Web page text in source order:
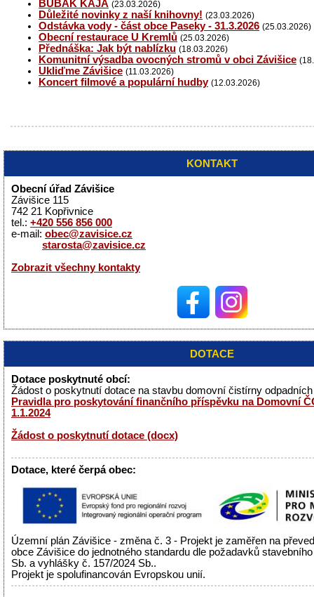
BUBÁK KÁJA (23.03.2026)
Důležité novinky z naší knihovny! (23.03.2026)
Odstávka vody - část obce Paseky - 31.3.2026 (25.03.2026)
Obecní restaurace U Kremlů (25.03.2026)
Přednáška: Jak být nablízku (18.03.2026)
Komunitní výsadba ovocných stromů v obci Závišice
Ukliďme Závišice (11.03.2026)
Koncert filmové a populární hudby (12.03.2026)
KONTAKT
Obecní úřad Závišice
Závišice 115
742 21 Kopřivnice
tel.: +420 556 856 000
e-mail: obec@zavisice.cz
starosta@zavisice.cz
Zobrazit všechny kontakty
DOTACE
Dotace poskytnuté obcí:
Žádost o poskytnutí dotace na stavbu domovní čistírny
Pravidla pro poskytování finančního příspěvku na Domovní
1.1.2024
Žádost o poskytnutí dotace (docx)
Dotace, které čerpá obec:
Územní plán Závišice - změna č. 3 - Projekt je zaměřen na
obce Závišice do jednotného standardu dle požadavků
Sb. a vyhlášky č. 157/2024 Sb..
Projekt je spolufinancován Evropskou unií.